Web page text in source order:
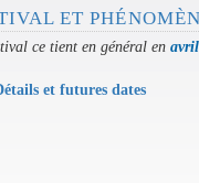
ET
ce tient en général en avril
et futures dates